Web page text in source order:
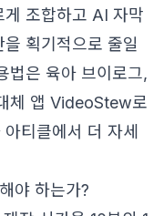
게 조합하고 AI 자막
획기적으로 줄일
법은 육아 브이로그,
체 앱 VideoStew로
아티클에서 더 자세
야 하는가?